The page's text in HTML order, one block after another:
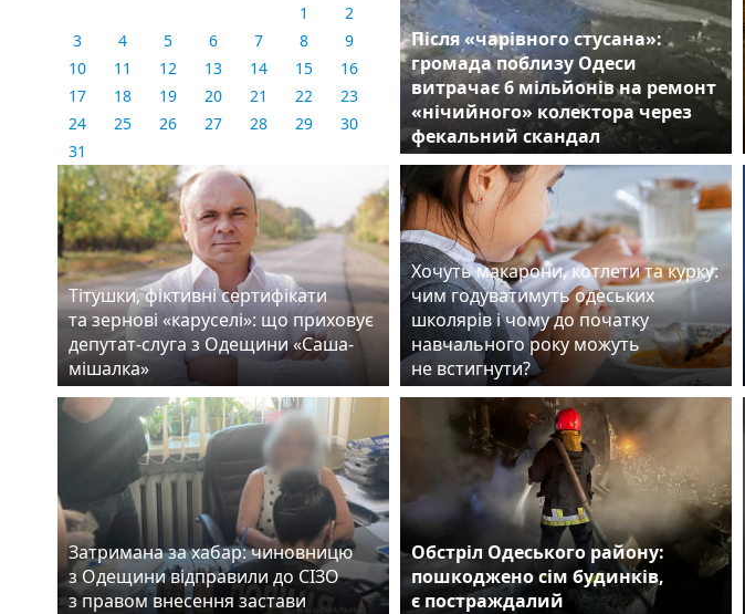
1
2
3
4 5 6 7 8
9
10
11 12 13 14 15
16
17
18 19 20 21 22
23
24
25 26 27 28 29
30
31
Після «чарівного стусана»:
громада поблизу Одеси
витрачає 6 мільйонів на ремонт
«нічийного» колектора через
фекальний скандал
Тітушки, фіктивні сертифікати
та зернові «каруселі»: що приховує
депутат-слуга з Одещини «Саша-
мішалка»
Хочуть макарони, котлети та курку:
чим годуватимуть одеських
школярів і чому до початку
навчального року можуть
не встигнути?
Затримана за хабар: чиновницю
з Одещини відправили до СІЗО
з правом внесення застави
Обстріл Одеського району:
пошкоджено сім будинків,
є постраждалий